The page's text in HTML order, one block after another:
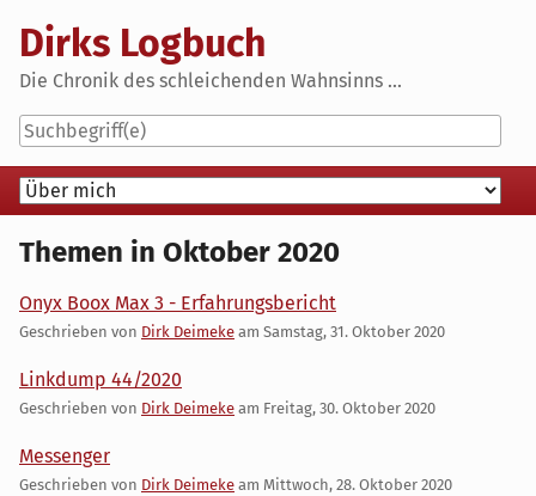
content
Dirks Logbuch
Die Chronik des schleichenden Wahnsinns ...
Navigation
Themen in Oktober 2020
Onyx Boox Max 3 - Erfahrungsbericht
Geschrieben von Dirk Deimeke am Samstag, 31. Oktober 2020
Linkdump 44/2020
Geschrieben von Dirk Deimeke am Freitag, 30. Oktober 2020
Messenger
Geschrieben von Dirk Deimeke am Mittwoch, 28. Oktober 2020